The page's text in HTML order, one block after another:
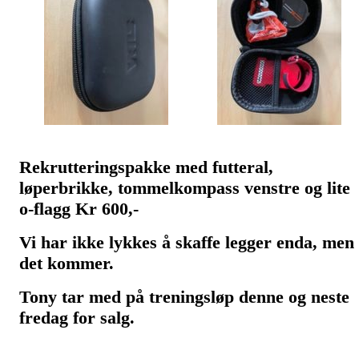
Rekrutteringspakke med futteral,
løperbrikke, tommelkompass venstre og lite
o-flagg Kr 600,-
Vi har ikke lykkes å skaffe legger enda, men
det kommer.
Tony tar med på treningsløp denne og neste
fredag for salg.